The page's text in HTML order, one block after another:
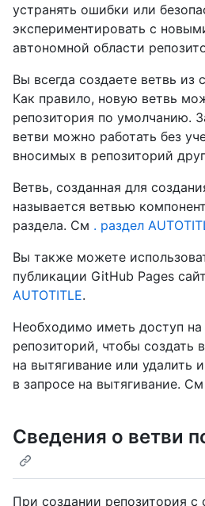
устранять ошибки или
экспериментировать с
автономной области
Вы всегда создаете ветвь
Как правило, новую ветвь
репозитория по умолчанию.
ветви можно работать без
вносимых в репозиторий
Ветвь, созданная для
называется ветвью
раздела. См . раздел
Вы также можете
публикации GitHub Pages
AUTOTITLE.
Необходимо иметь доступ на
репозиторий, чтобы создать
на вытягивание или удалить
в запросе на вытягивание. См
Сведения о ветви
При создании репозитория